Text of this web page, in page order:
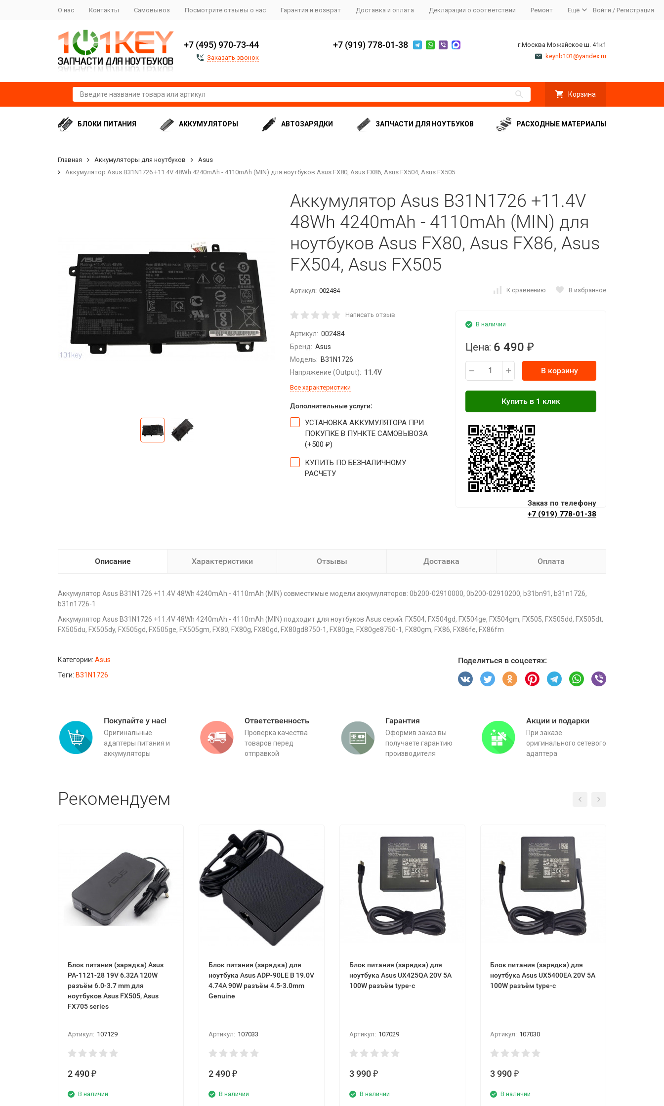
О нас Контакты Самовывоз Посмотрите отзывы о нас Гарантия и возврат Доставка и оплата Декларации о соответствии Ремонт Ещё Войти / Регистрация
+7 (495) 970-73-44
Заказать звонок
+7 (919) 778-01-38
г.Москва Можайское ш. 41к1
keynb101@yandex.ru
Корзина
БЛОКИ ПИТАНИЯ АККУМУЛЯТОРЫ АВТОЗАРЯДКИ ЗАПЧАСТИ ДЛЯ НОУТБУКОВ РАСХОДНЫЕ МАТЕРИАЛЫ
Главная Аккумуляторы для ноутбуков
Asus
Аккумулятор Asus B31N1726 +11.4V 48Wh 4240mAh - 4110mAh (MIN) для ноутбуков Asus FX80, Asus FX86, Asus FX504, Asus FX505
Аккумулятор Asus B31N1726 +11.4V
48Wh 4240mAh - 4110mAh (MIN) для
ноутбуков Asus FX80, Asus FX86, Asus
FX504, Asus FX505
Артикул: 002484 К сравнению В избранное
Написать отзыв
Артикул: 002484
Бренд: Asus
Модель: B31N1726
Напряжение (Output): 11.4V
Все характеристики
Дополнительные услуги:
УСТАНОВКА АККУМУЛЯТОРА ПРИ
ПОКУПКЕ В ПУНКТЕ САМОВЫВОЗА
(+500 ₽)
КУПИТЬ ПО БЕЗНАЛИЧНОМУ
РАСЧЕТУ
В наличии
Цена: 6 490 ₽
В корзину
Заказ по телефону
+7 (919) 778-01-38
Описание Характеристики Отзывы Доставка Оплата
Аккумулятор Asus B31N1726 +11.4V 48Wh 4240mAh - 4110mAh (MIN) совместимые модели аккумуляторов: 0b200-02910000, 0b200-02910200, b31bn91, b31n1726,
b31n1726-1
Аккумулятор Asus B31N1726 +11.4V 48Wh 4240mAh - 4110mAh (MIN) подходит для ноутбуков Asus серий: FX504, FX504gd, FX504ge, FX504gm, FX505, FX505dd, FX505dt,
FX505du, FX505dy, FX505gd, FX505ge, FX505gm, FX80, FX80g, FX80gd, FX80gd8750-1, FX80ge, FX80ge8750-1, FX80gm, FX86, FX86fe, FX86fm
Категории: Asus
Теги: B31N1726
Поделиться в соцсетях:
Покупайте у нас!
Оригинальные
адаптеры питания и
аккумуляторы
Ответственность
Проверка качества
товаров перед
отправкой
Гарантия
Оформив заказ вы
получаете гарантию
производителя
Акции и подарки
При заказе
оригинального сетевого
адаптера
Рекомендуем
Блок питания (зарядка) Asus
PA-1121-28 19V 6.32A 120W
разъём 6.0-3.7 mm для
ноутбуков Asus FX505, Asus
FX705 series
Артикул: 107129
2 490 ₽
В наличии
Блок питания (зарядка) для
ноутбука Asus ADP-90LЕ B 19.0V
4.74A 90W разъём 4.5-3.0mm
Genuine
Артикул: 107033
2 490 ₽
В наличии
Блок питания (зарядка) для
ноутбука Asus UX425QA 20V 5A
100W разъём type-c
Артикул: 107029
3 990 ₽
В наличии
Блок питания (зарядка) для
ноутбука Asus UX5400EA 20V 5A
100W разъём type-c
Артикул: 107030
3 990 ₽
В наличии